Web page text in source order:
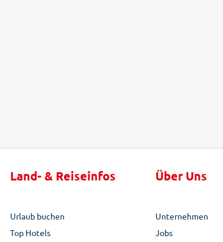
Land- & Reiseinfos
Urlaub buchen
Top Hotels
Über Uns
Unternehmen
Jobs